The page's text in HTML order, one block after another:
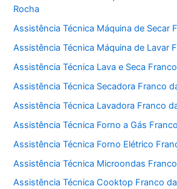
Rocha
Assistência Técnica Máquina de Secar
Assistência Técnica Máquina de Lavar
Assistência Técnica Lava e Seca
Assistência Técnica Secadora Franco
Assistência Técnica Lavadora Franco
Assistência Técnica Forno a Gás
Assistência Técnica Forno Elétrico
Assistência Técnica Microondas
Assistência Técnica Cooktop Franco